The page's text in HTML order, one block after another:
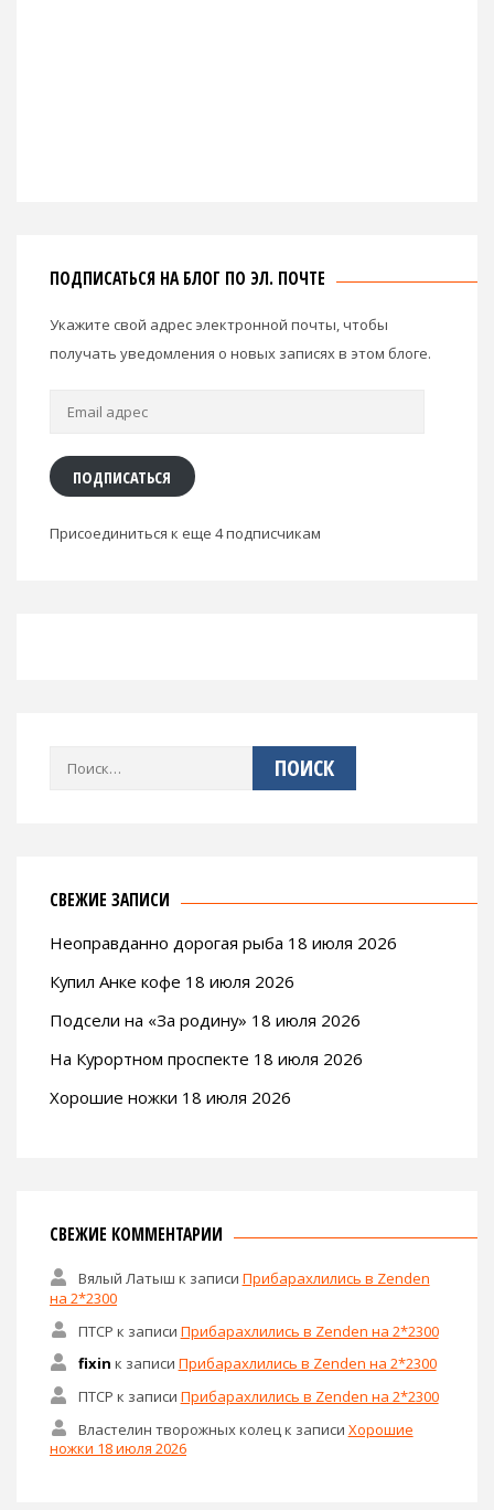
ПОДПИСАТЬСЯ НА БЛОГ ПО ЭЛ. ПОЧТЕ
Укажите свой адрес электронной почты, чтобы
получать уведомления о новых записях в этом блоге.
Email
ПОДПИСАТЬСЯ
Присоединиться к еще 4 подписчикам
Найти:
СВЕЖИЕ ЗАПИСИ
Неоправданно дорогая рыба 18 июля 2026
Купил Анке кофе 18 июля 2026
Подсели на «За родину» 18 июля 2026
На Курортном проспекте 18 июля 2026
Хорошие ножки 18 июля 2026
СВЕЖИЕ КОММЕНТАРИИ
Вялый Латыш к записи Прибарахлились в Zenden
на 2*2300
ПТСР к записи Прибарахлились в Zenden на 2*2300
fixin к записи Прибарахлились в Zenden на 2*2300
ПТСР к записи Прибарахлились в Zenden на 2*2300
Властелин творожных колец к записи Хорошие
ножки 18 июля 2026